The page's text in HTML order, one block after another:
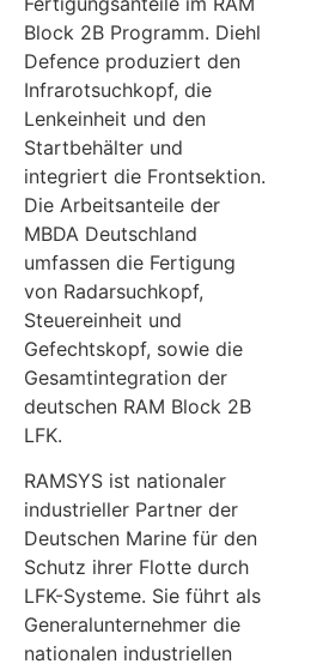
Block 2B Programm. Diehl
Defence produziert den
Infrarotsuchkopf, die
Lenkeinheit und den
Startbehälter und
integriert die Frontsektion.
Die Arbeitsanteile der
MBDA Deutschland
umfassen die Fertigung
von Radarsuchkopf,
Steuereinheit und
Gefechtskopf, sowie die
Gesamtintegration der
deutschen RAM Block 2B
LFK.
RAMSYS ist nationaler
industrieller Partner der
Deutschen Marine für den
Schutz ihrer Flotte durch
LFK-Systeme. Sie führt als
Generalunternehmer die
nationalen industriellen